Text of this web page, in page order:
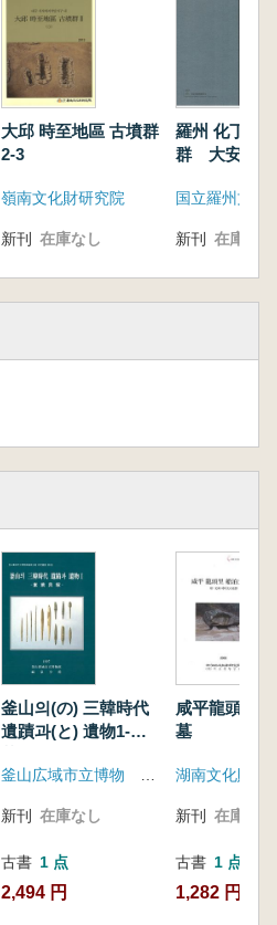
大邱 時至地區 古墳群
2-3
嶺南文化財研究院
新刊 在庫なし
羅州 化丁里
群 大安里
国立羅州文化
新刊 在庫なし
釜山의(の) 三韓時代
遺蹟과(と) 遺物1-東
新刊 在庫なし
古書 1 点
2,494 円
咸平龍頭里
墓
湖南文化財研
新刊 在庫なし
古書 1 点
1,282 円